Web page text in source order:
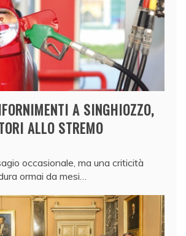
A SINGHIOZZO,
ALLO STREMO
occasionale, ma una criticità
ormai da mesi…